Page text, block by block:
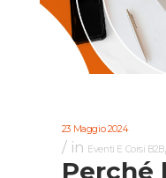
23 Maggio 2024
in Eventi E Corsi B2B,
Perché